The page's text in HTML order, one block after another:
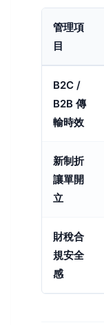
管理項
目
B2C /
B2B 傳
輸時效
新制折
讓單開
立
財稅合
規安全
感